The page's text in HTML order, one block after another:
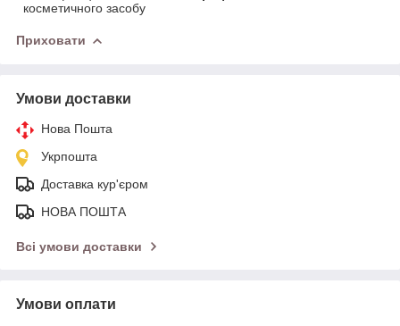
косметичного засобу
Приховати
Умови доставки
Нова Пошта
Укрпошта
Доставка кур'єром
НОВА ПОШТА
Всі умови доставки
Умови оплати